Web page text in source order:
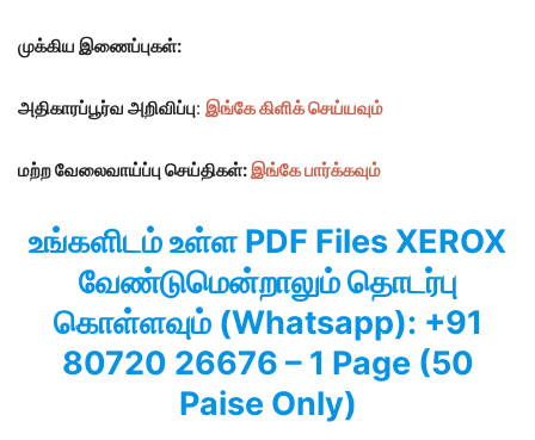
முக்கிய இணைப்புகள்:
அதிகாரப்பூர்வ அறிவிப்பு: இங்கே கிளிக் செய்யவும்
மற்ற வேலைவாய்ப்பு செய்திகள்:இங்கே பார்க்கவும்
உங்களிடம் உள்ள PDF Files XEROX
வேண்டுமென்றாலும் தொடர்பு
கொள்ளவும் (Whatsapp): +91
80720 26676 – 1 Page (50
Paise Only)